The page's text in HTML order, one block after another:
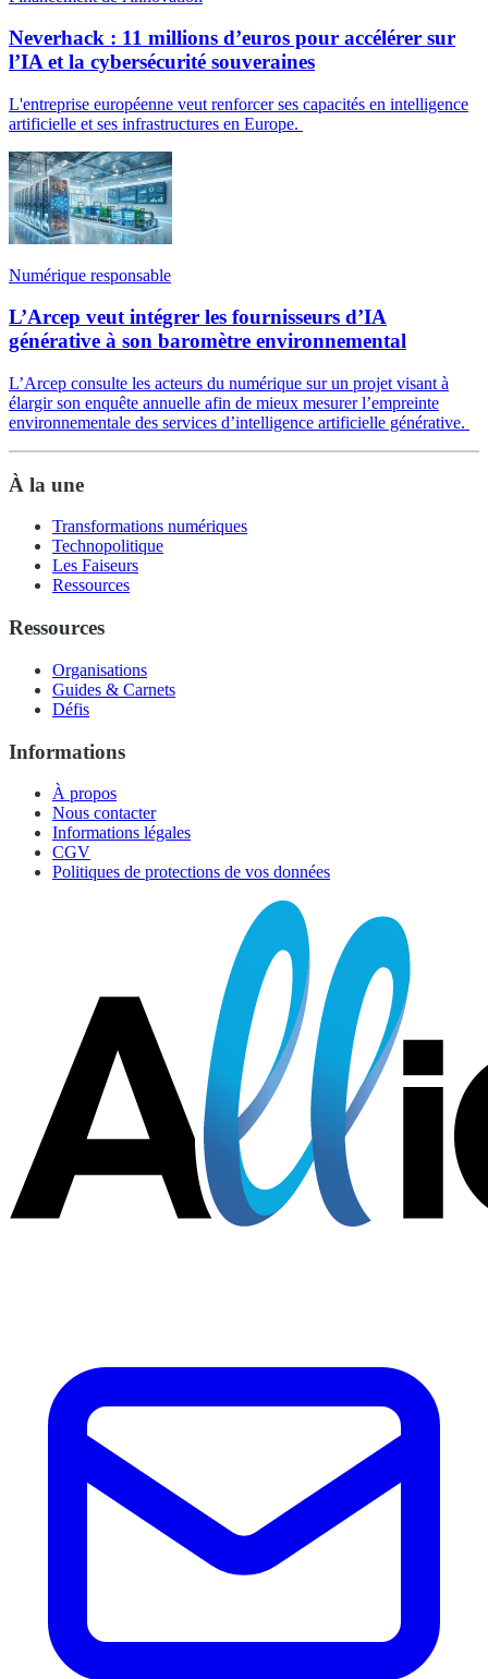
Neverhack : 11 millions d’euros pour accélérer sur
l’IA et la cybersécurité souveraines
L'entreprise européenne veut renforcer ses capacités en intelligence
artificielle et ses infrastructures en Europe.
Numérique responsable
L’Arcep veut intégrer les fournisseurs d’IA
générative à son baromètre environnemental
L’Arcep consulte les acteurs du numérique sur un projet visant à
élargir son enquête annuelle afin de mieux mesurer l’empreinte
environnementale des services d’intelligence artificielle générative.
À la une
Transformations numériques
Technopolitique
Les Faiseurs
Ressources
Ressources
Organisations
Guides & Carnets
Défis
Informations
À propos
Nous contacter
Informations légales
CGV
Politiques de protections de vos données